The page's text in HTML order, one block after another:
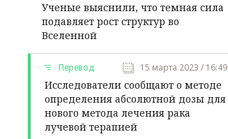
Ученые выяснили, что темная сила
подавляет рост структур во
Вселенной
Перевод 15 марта 2023 / 16:49
Исследователи сообщают о методе
определения абсолютной дозы для
нового метода лечения рака
лучевой терапией